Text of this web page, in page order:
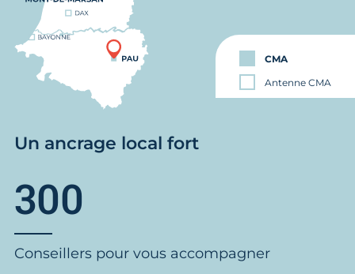
CMA
Antenne CMA
Un ancrage local fort
300
Conseillers pour vous accompagner